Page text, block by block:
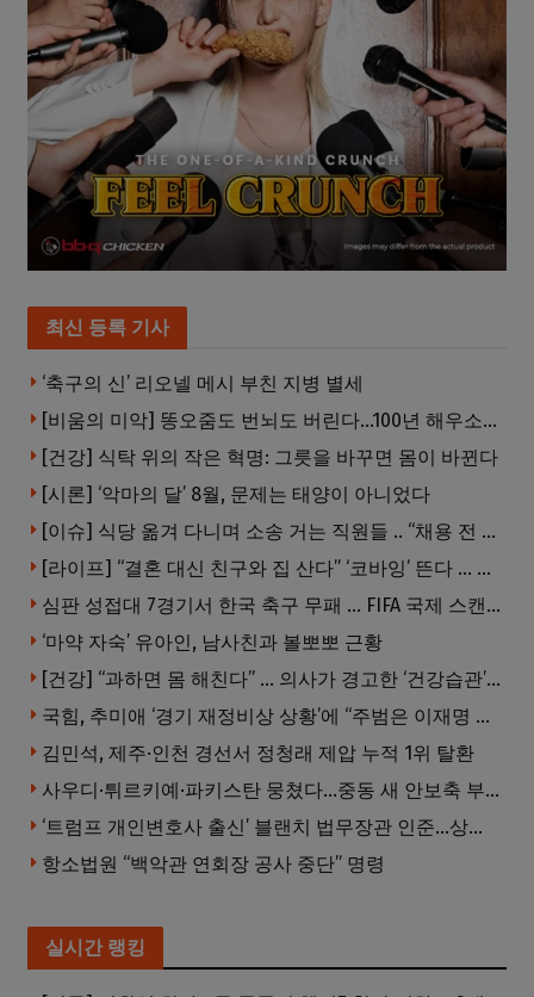
최신 등록 기사
‘축구의 신’ 리오넬 메시 부친 지병 별세
[비움의 미악] 똥오줌도 번뇌도 버린다…100년 해우소의 철학
[건강] 식탁 위의 작은 혁명: 그릇을 바꾸면 몸이 바뀐다
[시론] ‘악마의 달’ 8월, 문제는 태양이 아니었다
[이슈] 식당 옮겨 다니며 소송 거는 직원들 .. “채용 전 반드시 확인해야”
[라이프] “결혼 대신 친구와 집 산다” ‘코바잉’ 뜬다 … 내 집 마련 공식 바뀌었다
심판 성접대 7경기서 한국 축구 무패 … FIFA 국제 스캔들 번지나
‘마약 자숙’ 유아인, 남사친과 볼뽀뽀 근황
[건강] “과하면 몸 해친다” … 의사가 경고한 ‘건강습관’ 5가지
국힘, 추미애 ‘경기 재정비상 상황’에 “주범은 이재명 전 지사”
김민석, 제주·인천 경선서 정청래 제압 누적 1위 탈환
사우디·튀르키예·파키스탄 뭉쳤다…중동 새 안보축 부상하나
‘트럼프 개인변호사 출신’ 블랜치 법무장관 인준…상원 50대49 가결
항소법원 “백악관 연회장 공사 중단” 명령
실시간 랭킹